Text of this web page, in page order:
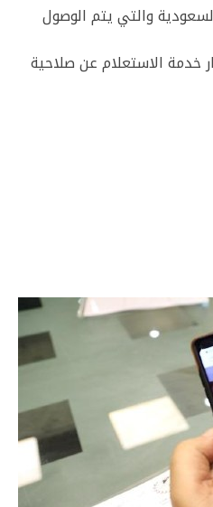
والتي يتم الوصول
خدمة الاستعلام عن صلاحية